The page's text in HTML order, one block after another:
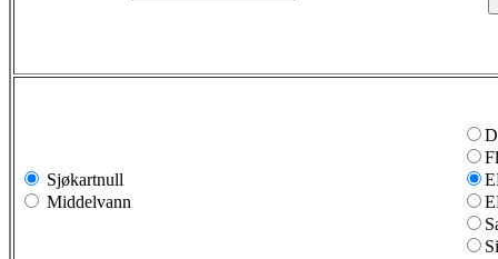
Sjøkartnull
Middelvann